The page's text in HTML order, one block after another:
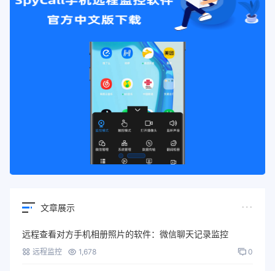
文章展示
远程查看对方手机相册照片的软件：微信聊天记录监控
远程监控 1,678 0